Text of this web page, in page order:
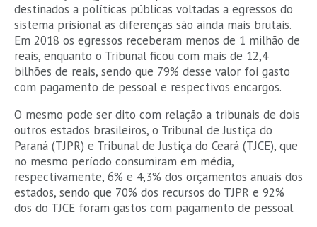
destinados a políticas públicas voltadas a egressos do
sistema prisional as diferenças são ainda mais brutais.
Em 2018 os egressos receberam menos de 1 milhão de
reais, enquanto o Tribunal ficou com mais de 12,4
bilhões de reais, sendo que 79% desse valor foi gasto
com pagamento de pessoal e respectivos encargos.
O mesmo pode ser dito com relação a tribunais de dois
outros estados brasileiros, o Tribunal de Justiça do
Paraná (TJPR) e Tribunal de Justiça do Ceará (TJCE), que
no mesmo período consumiram em média,
respectivamente, 6% e 4,3% dos orçamentos anuais dos
estados, sendo que 70% dos recursos do TJPR e 92%
dos do TJCE foram gastos com pagamento de pessoal.